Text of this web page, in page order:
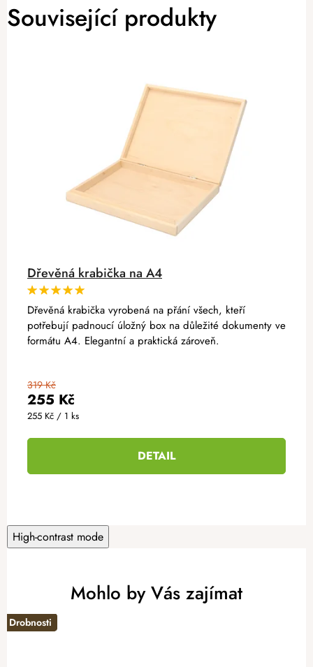
Související produkty
Dřevěná krabička na A4
255 Kč
319 Kč
Měrná
255 Kč / 1 ks
DETAIL
Dřevěná krabička vyrobená na přání všech, kteří
potřebují padnoucí úložný box na důležité dokumenty ve
formátu A4. Elegantní a praktická zároveň.
High-contrast mode
Mohlo by Vás zajímat
-20%
Drobnosti
Drobnosti